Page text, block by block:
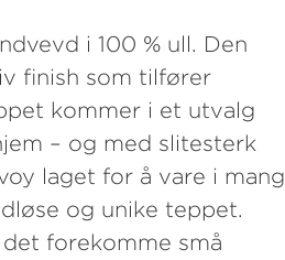
i 100 % ull. Den
finish som tilfører
kommer i et utvalg
– og med slitesterk
laget for å vare i
og unike teppet.
forekomme små